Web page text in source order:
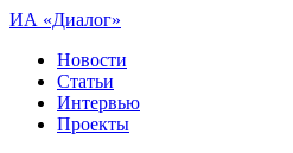
ИА «Диалог»
Новости
Статьи
Интервью
Проекты